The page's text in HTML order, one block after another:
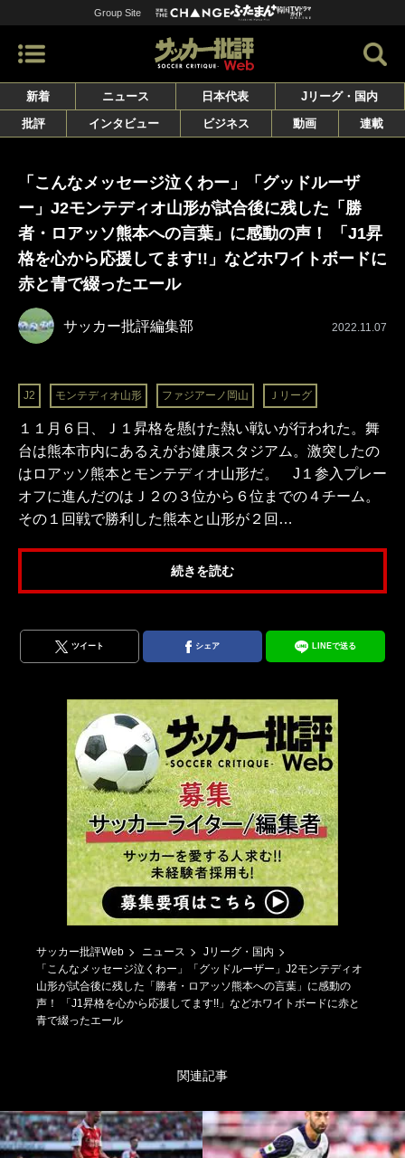
Group Site
新着 ニュース 日本代表
Jリーグ・国内
批評
インタビュー ビジネス 動画 連載
「こんなメッセージ泣くわー」「グッドルーザ
ー」J2モンテディオ山形が試合後に残した「勝
者・ロアッソ熊本への言葉」に感動の声！ 「J1昇
格を心から応援してます!!」などホワイトボードに
赤と青で綴ったエール
サッカー批評編集部 2022.11.07
J2 モンテディオ山形 ファジアーノ岡山 Ｊリーグ
１１月６日、Ｊ１昇格を懸けた熱い戦いが行われた。舞
台は熊本市内にあるえがお健康スタジアム。激突したの
はロアッソ熊本とモンテディオ山形だ。 J１参入プレー
オフに進んだのはＪ２の３位から６位までの４チーム。
その１回戦で勝利した熊本と山形が２回…
続きを読む
ツイート シェア LINEで送る
サッカー批評Web ニュース
Jリーグ・国内
「こんなメッセージ泣くわー」「グッドルーザー」J2モンテディオ
山形が試合後に残した「勝者・ロアッソ熊本への言葉」に感動の
声！ 「J1昇格を心から応援してます!!」などホワイトボードに赤と
青で綴ったエール
関連記事